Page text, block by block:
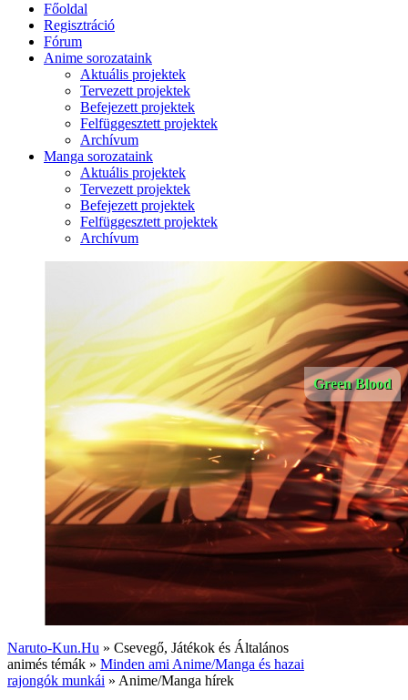
Főoldal
Regisztráció
Fórum
Anime sorozataink
Aktuális projektek
Tervezett projektek
Befejezett projektek
Felfüggesztett projektek
Archívum
Manga sorozataink
Aktuális projektek
Tervezett projektek
Befejezett projektek
Felfüggesztett projektek
Archívum
Green Blood
Naruto-Kun.Hu » Csevegő, Játékok és Általános
animés témák » Minden ami Anime/Manga és hazai
rajongók munkái » Anime/Manga hírek